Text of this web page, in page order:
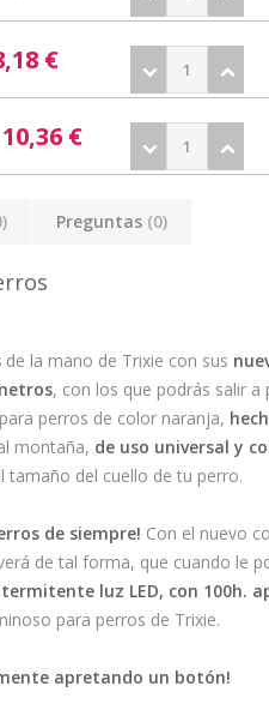
€
10,36 €
Preguntas (0)
de la mano de Trixie con sus
, con los que podrás salir
perros de color naranja,
montaña, de uso universal y
tamaño del cuello de tu perro.
de siempre! Con el nuevo
de tal forma, que cuando le
luz LED, con 100h.
para perros de Trixie.
apretando un botón!